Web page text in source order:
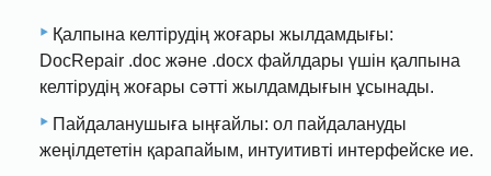
Қалпына келтірудің жоғары жылдамдығы:
DocRepair .doc және .docx файлдары үшін қалпына
келтірудің жоғары сәтті жылдамдығын ұсынады.
Пайдаланушыға ыңғайлы: ол пайдалануды
жеңілдететін қарапайым, интуитивті интерфейске ие.